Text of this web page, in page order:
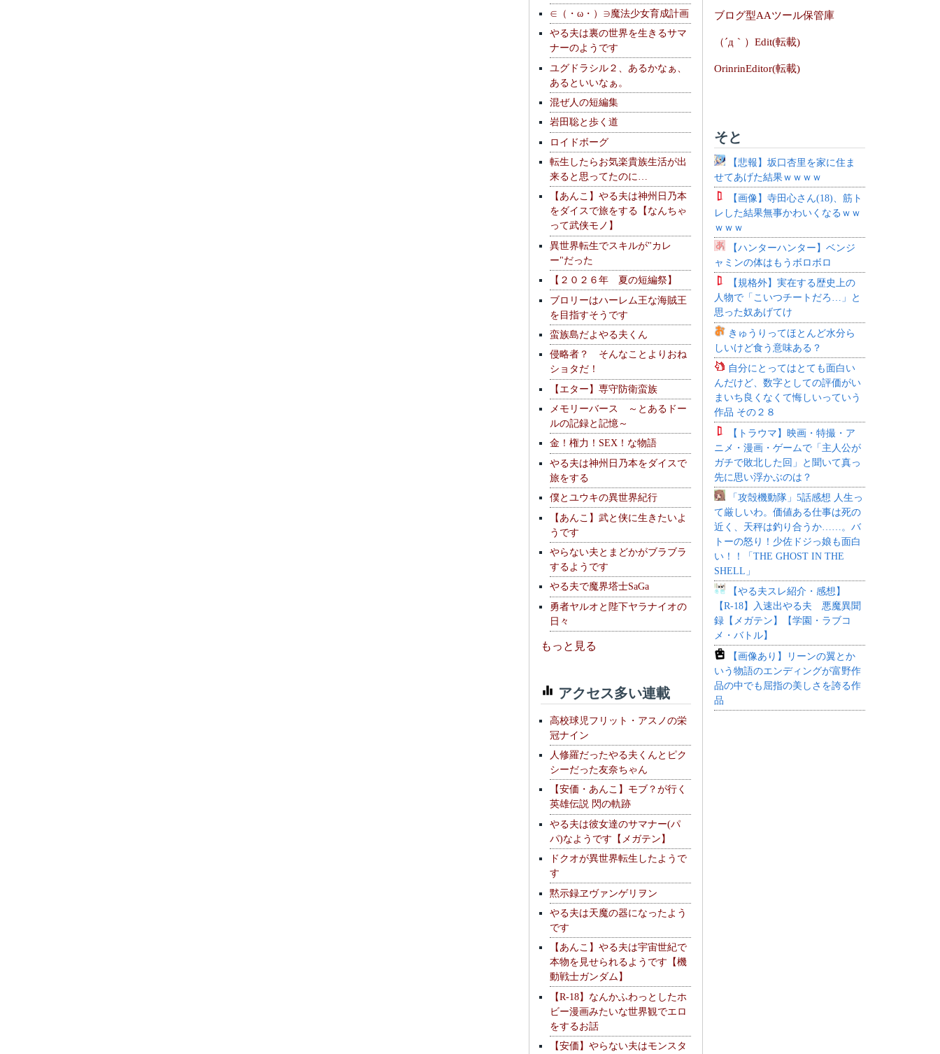
∈（・ω・）∋魔法少女育成計画
やる夫は裏の世界を生きるサマ
ナーのようです
ユグドラシル２、あるかなぁ、
あるといいなぁ。
混ぜ人の短編集
岩田聡と歩く道
ロイドボーグ
転生したらお気楽貴族生活が出
来ると思ってたのに…
【あんこ】やる夫は神州日乃本
をダイスで旅をする【なんちゃ
って武侠モノ】
異世界転生でスキルが"カレ
ー"だった
【２０２６年 夏の短編祭】
ブロリーはハーレム王な海賊王
を目指すそうです
蛮族島だよやる夫くん
侵略者？ そんなことよりおね
ショタだ！
【エター】専守防衛蛮族
メモリーバース ～とあるドー
ルの記録と記憶～
金！権力！SEX！な物語
やる夫は神州日乃本をダイスで
旅をする
僕とユウキの異世界紀行
【あんこ】武と侠に生きたいよ
うです
やらない夫とまどかがブラブラ
するようです
やる夫で魔界塔士SaGa
勇者ヤルオと陛下ヤラナイオの
日々
もっと見る
アクセス多い連載
高校球児フリット・アスノの栄
冠ナイン
人修羅だったやる夫くんとピク
シーだった友奈ちゃん
【安価・あんこ】モブ？が行く
英雄伝説 閃の軌跡
やる夫は彼女達のサマナー(パ
パ)なようです【メガテン】
ドクオが異世界転生したようで
す
黙示録ヱヴァンゲリヲン
やる夫は天魔の器になったよう
です
【あんこ】やる夫は宇宙世紀で
本物を見せられるようです【機
動戦士ガンダム】
【R-18】なんかふわっとしたホ
ビー漫画みたいな世界観でエロ
をするお話
【安価】やらない夫はモンスタ
ブログ型AAツール保管庫
（´д｀）Edit(転載)
OrinrinEditor(転載)
そと
【悲報】坂口杏里を家に住ま
せてあげた結果ｗｗｗｗ
【画像】寺田心さん(18)、筋ト
レした結果無事かわいくなるｗｗ
ｗｗｗ
【ハンターハンター】ベンジ
ャミンの体はもうボロボロ
【規格外】実在する歴史上の
人物で「こいつチートだろ…」と
思った奴あげてけ
きゅうりってほとんど水分ら
しいけど食う意味ある？
自分にとってはとても面白い
んだけど、数字としての評価がい
まいち良くなくて悔しいっていう
作品 その２８
【トラウマ】映画・特撮・ア
ニメ・漫画・ゲームで「主人公が
ガチで敗北した回」と聞いて真っ
先に思い浮かぶのは？
「攻殻機動隊」5話感想 人生っ
て厳しいわ。価値ある仕事は死の
近く、天秤は釣り合うか……。バ
トーの怒り！少佐ドジっ娘も面白
い！！「THE GHOST IN THE
SHELL」
【やる夫スレ紹介・感想】
【R-18】入速出やる夫 悪魔異聞
録【メガテン】【学園・ラブコ
メ・バトル】
【画像あり】リーンの翼とか
いう物語のエンディングが富野作
品の中でも屈指の美しさを誇る作
品